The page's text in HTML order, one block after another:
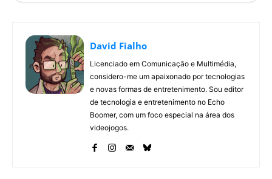
David Fialho
Licenciado em Comunicação e Multimédia,
considero-me um apaixonado por tecnologias
e novas formas de entretenimento. Sou editor
de tecnologia e entretenimento no Echo
Boomer, com um foco especial na área dos
videojogos.